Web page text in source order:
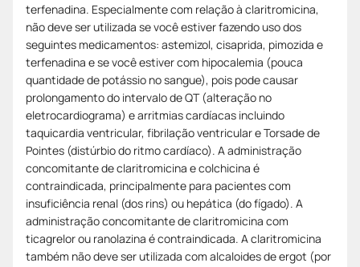
terfenadina. Especialmente com relação à claritromicina,
não deve ser utilizada se você estiver fazendo uso dos
seguintes medicamentos: astemizol, cisaprida, pimozida e
terfenadina e se você estiver com hipocalemia (pouca
quantidade de potássio no sangue), pois pode causar
prolongamento do intervalo de QT (alteração no
eletrocardiograma) e arritmias cardíacas incluindo
taquicardia ventricular, fibrilação ventricular e Torsade de
Pointes (distúrbio do ritmo cardíaco). A administração
concomitante de claritromicina e colchicina é
contraindicada, principalmente para pacientes com
insuficiência renal (dos rins) ou hepática (do fígado). A
administração concomitante de claritromicina com
ticagrelor ou ranolazina é contraindicada. A claritromicina
também não deve ser utilizada com alcaloides de ergot (por